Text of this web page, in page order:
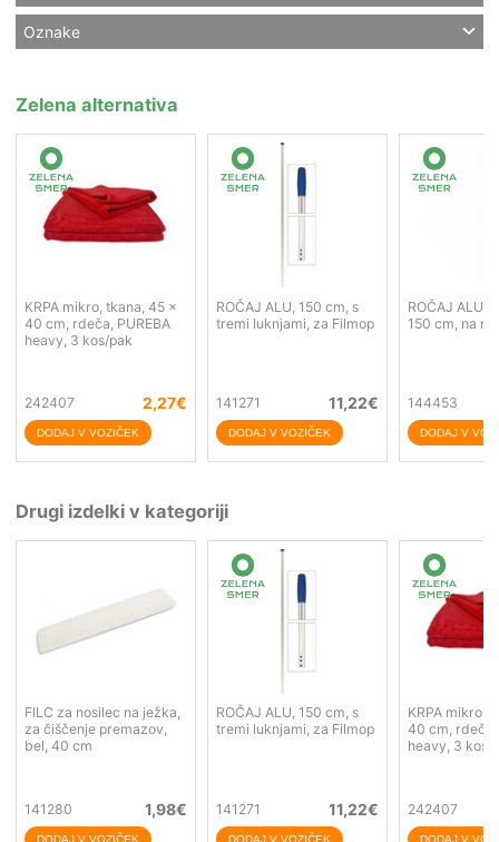
Oznake
Zelena alternativa
KRPA mikro, tkana, 45 x
40 cm, rdeča, PUREBA
heavy, 3 kos/pak
242407 2,27€
ROČAJ ALU, 150 cm, s
tremi luknjami, za Filmop
141271 11,22€
ROČAJ ALU
150 cm, na
144453
Drugi izdelki v kategoriji
FILC za nosilec na ježka,
za čiščenje premazov,
bel, 40 cm
141280 1,98€
ROČAJ ALU, 150 cm, s
tremi luknjami, za Filmop
141271 11,22€
KRPA mikro,
40 cm, rdeča,
heavy, 3 kos/
242407